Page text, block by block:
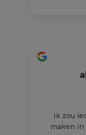
Ik zou
maken